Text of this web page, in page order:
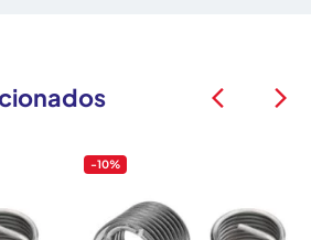
-10%
arrow_back_ios arrow_back_ios